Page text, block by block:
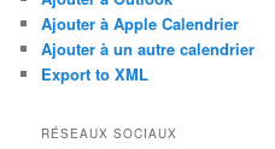
Ajouter à Apple Calendrier
Ajouter à un autre calendrier
Export to XML
RÉSEAUX SOCIAUX